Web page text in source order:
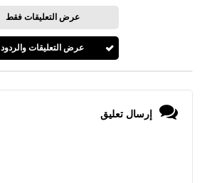
عرض التعليقات فقط
عرض التعليقات والردود
إرسال تعليق